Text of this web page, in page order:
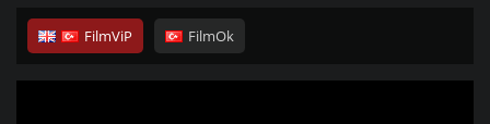
FilmViP FilmOk